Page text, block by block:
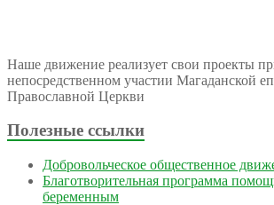
Наше движение реализует свои проекты
непосредственном участии Магаданской
Православной Церкви
Полезные ссылки
Добровольческое общественное
Благотворительная программа
беременным